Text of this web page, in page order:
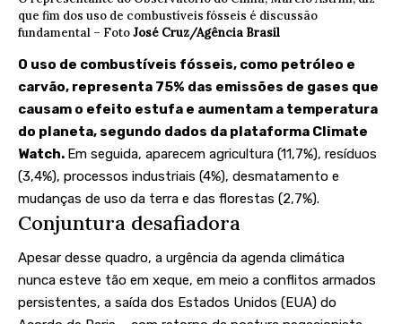
que fim dos uso de combustíveis fósseis é discussão
fundamental – FotoJosé Cruz/Agência Brasil
O uso de combustíveis fósseis, como petróleo e
carvão, representa 75% das emissões de gases que
causam o efeito estufa e aumentam a temperatura
do planeta, segundo dados da plataforma Climate
Watch. Em seguida, aparecem agricultura (11,7%), resíduos
(3,4%), processos industriais (4%), desmatamento e
mudanças de uso da terra e das florestas (2,7%).
Conjuntura desafiadora
Apesar desse quadro, a urgência da agenda climática
nunca esteve tão em xeque, em meio a conflitos armados
persistentes, a saída dos Estados Unidos (EUA) do